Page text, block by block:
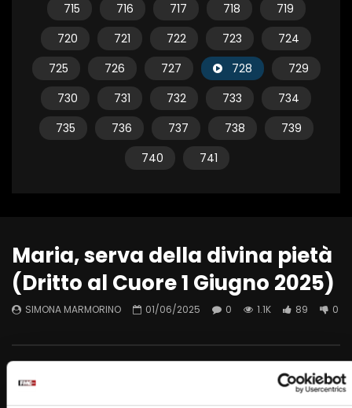
715
716 717 718
719
720
721 722 723
724
725
726 727 728
729
730
731 732 733
734
735
736 737 738
739
740
741
Maria, serva della divina pietà
(Dritto al Cuore 1 Giugno 2025)
SIMONA MARMORINO 01/06/2025 0 1.1K 89 0